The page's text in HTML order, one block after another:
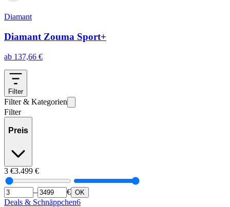
Diamant
Diamant Zouma Sport+
ab 137,66 €
Filter
Filter & Kategorien
Filter
Preis
3 €3.499 €
– € OK
Deals & Schnäppchen6